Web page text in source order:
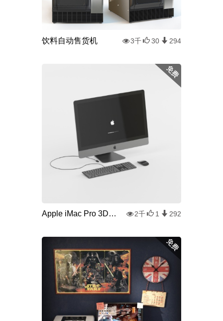
饮料自动售货机 3千 30 294
Apple iMac Pro 3D模型 2千 1 292